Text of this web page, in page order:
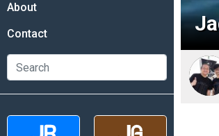
About
Contact